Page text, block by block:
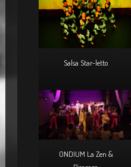
Salsa Star-letto
ONDIUM La Zen &